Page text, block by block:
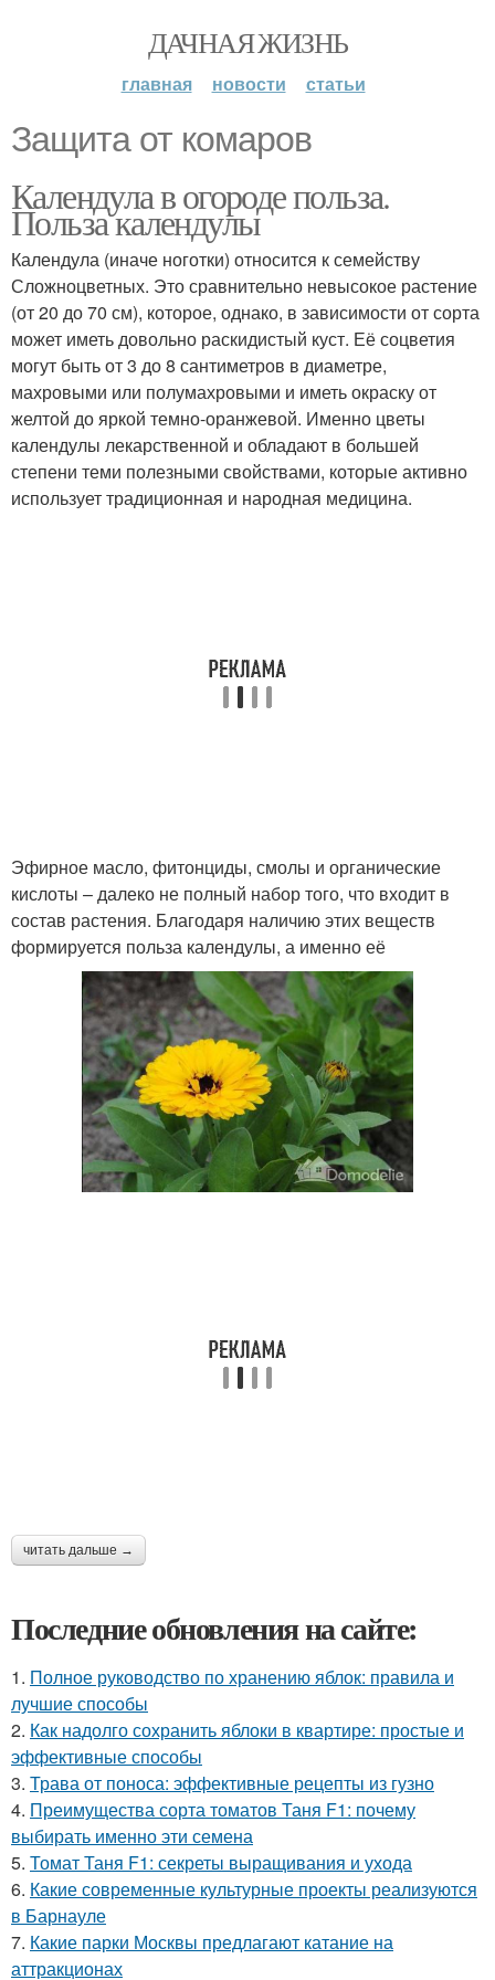
ДАЧНАЯ ЖИЗНЬ
главная новости статьи
Защита от комаров
Календула в огороде польза.
Польза календулы
Календула (иначе ноготки) относится к семейству
Сложноцветных. Это сравнительно невысокое растение
(от 20 до 70 см), которое, однако, в зависимости от сорта
может иметь довольно раскидистый куст. Её соцветия
могут быть от 3 до 8 сантиметров в диаметре,
махровыми или полумахровыми и иметь окраску от
желтой до яркой темно-оранжевой. Именно цветы
календулы лекарственной и обладают в большей
степени теми полезными свойствами, которые активно
использует традиционная и народная медицина.
Эфирное масло, фитонциды, смолы и органические
кислоты – далеко не полный набор того, что входит в
состав растения. Благодаря наличию этих веществ
формируется польза календулы, а именно её
читать дальше →
Последние обновления на сайте:
1. Полное руководство по хранению яблок: правила и
лучшие способы
2. Как надолго сохранить яблоки в квартире: простые и
эффективные способы
3. Трава от поноса: эффективные рецепты из гузно
4. Преимущества сорта томатов Таня F1: почему
выбирать именно эти семена
5. Томат Таня F1: секреты выращивания и ухода
6. Какие современные культурные проекты реализуются
в Барнауле
7. Какие парки Москвы предлагают катание на
аттракционах